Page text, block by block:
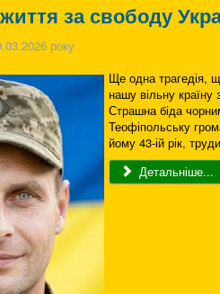
за свободу
року
Ще одна трагедія,
нашу вільну країну
Страшна біда
Теофіпольську
йому 43-ій рік,
Детальніше...